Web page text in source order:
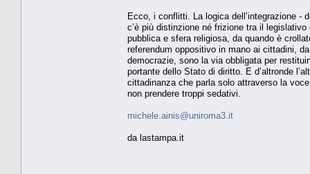
Ecco, i conflitti. La logica dell’integrazione -
c’è più distinzione né frizione tra il legislativo
pubblica e sfera religiosa, da quando è
referendum oppositivo in mano ai cittadini,
democrazie, sono la via obbligata per
portante dello Stato di diritto. E d’altronde
cittadinanza che parla solo attraverso la
non prendere troppi sedativi.
michele.ainis@uniroma3.it
da lastampa.it